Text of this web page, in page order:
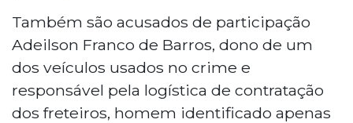
Também são acusados de participação
Adeilson Franco de Barros, dono de um
dos veículos usados no crime e
responsável pela logística de contratação
dos freteiros, homem identificado apenas